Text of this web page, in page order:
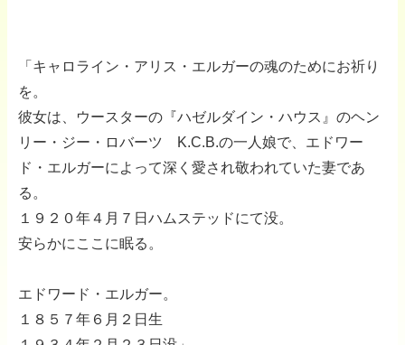
「キャロライン・アリス・エルガーの魂のためにお祈り
を。
彼女は、ウースターの『ハゼルダイン・ハウス』のヘン
リー・ジー・ロバーツ K.C.B.の一人娘で、エドワー
ド・エルガーによって深く愛され敬われていた妻であ
る。
１９２０年４月７日ハムステッドにて没。
安らかにここに眠る。
エドワード・エルガー。
１８５７年６月２日生